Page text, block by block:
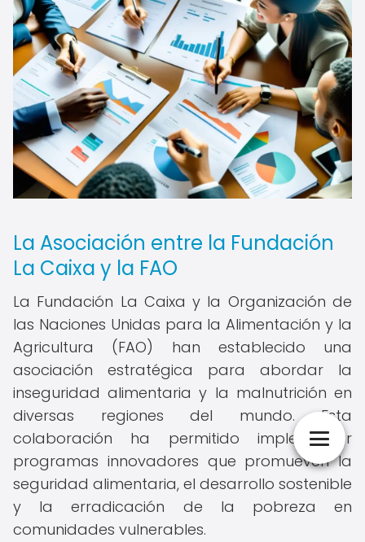
La Asociación entre la Fundación
La Caixa y la FAO
La Fundación La Caixa y la Organización de
las Naciones Unidas para la Alimentación y la
Agricultura (FAO) han establecido una
asociación estratégica para abordar la
inseguridad alimentaria y la malnutrición en
diversas regiones del mundo. Esta
colaboración ha permitido implementar
programas innovadores que promueven la
seguridad alimentaria, el desarrollo sostenible
y la erradicación de la pobreza en
comunidades vulnerables.